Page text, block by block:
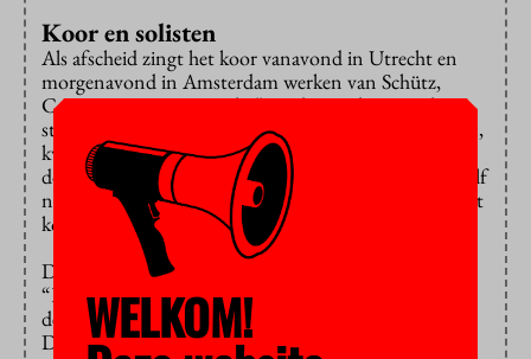
Koor en solisten
Als afscheid zingt het koor vanavond in Utrecht en
morgenavond in Amsterdam werken van Schütz,
Carissimi en Monteverdi. “Het bijzondere aan deze
stukken is dat het koor wordt afgewisseld met solisten,
kwartetten en sextetten, en behalve de solostukken
doen we alles zelf”, vertelt Ten Velden. “Dat heb ik zelf
nog niet eerder meegemaakt. Je hoort dus echt wat het
koor in huis heeft.”
De stukken zijn uitgekozen op het thema ‘afscheid’.
“Het is stemmige, prachtige muziek, die bijdraagt aan
de emotionele lading die dit afscheid voor ons heeft.
Dinsdag hebben we de generale repetitie gehad en
WELKOM!